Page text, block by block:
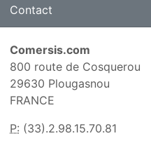
Contact
Comersis.com
800 route de Cosquerou
29630 Plougasnou
FRANCE
P: (33).2.98.15.70.81